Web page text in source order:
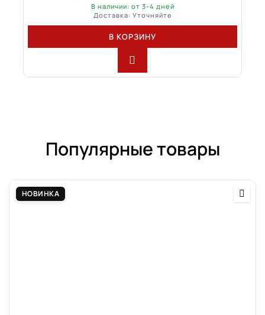
В наличии: от 3-4 дней
Доставка: Уточняйте
В КОРЗИНУ
Популярные товары
НОВИНКА